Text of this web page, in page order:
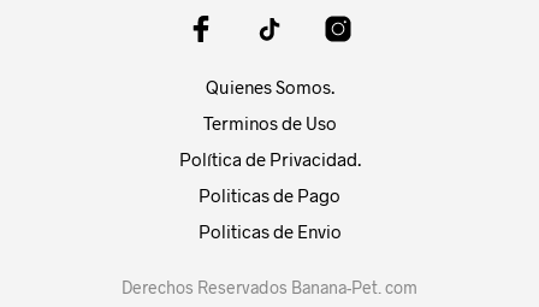
elegir
en
página
de
producto
Quienes Somos.
Terminos de Uso
Política de Privacidad.
Politicas de Pago
Politicas de Envio
Derechos Reservados Banana-Pet. com